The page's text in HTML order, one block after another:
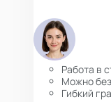
Работа в
Можно
Гибкий